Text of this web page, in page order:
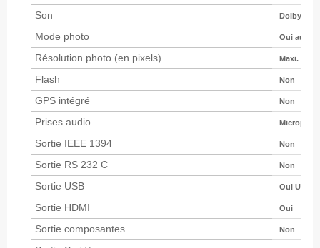
Son Dolby
Mode photo Oui au
Résolution photo (en pixels) Maxi. 4:3 :
Flash Non
GPS intégré Non
Prises audio
Sortie IEEE 1394 Non
Sortie RS 232 C Non
Sortie USB Oui USB
Sortie HDMI Oui
Sortie composantes Non